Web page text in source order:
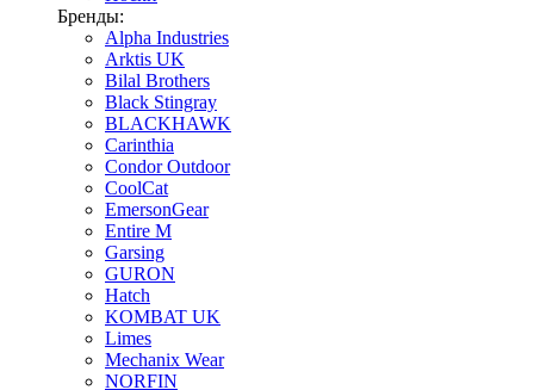
Бренды:
Alpha Industries
Arktis UK
Bilal Brothers
Black Stingray
BLACKHAWK
Carinthia
Condor Outdoor
CoolCat
EmersonGear
Entire M
Garsing
GURON
Hatch
KOMBAT UK
Limes
Mechanix Wear
NORFIN